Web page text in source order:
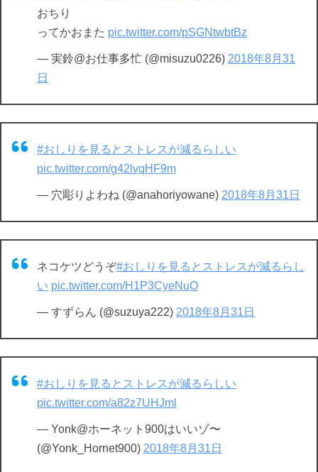
おちり
ってかおまた pic.twitter.com/pSGNtwbtBz
— 実鈴@お仕事多忙 (@misuzu0226) 2018年8月31
日
#おしりを見るとストレスが減るらしい
pic.twitter.com/g42lvqHF9m
— 穴彫りよわね (@anahoriyowane) 2018年8月31日
ネコケツどうぞ#おしりを見るとストレスが減るらし
い pic.twitter.com/H1P3CyeNuO
— すずらん (@suzuya222) 2018年8月31日
#おしりを見るとストレスが減るらしい
pic.twitter.com/a82z7UHJml
— Yonk@ホーネット900はいいゾ〜
(@Yonk_Hornet900) 2018年8月31日